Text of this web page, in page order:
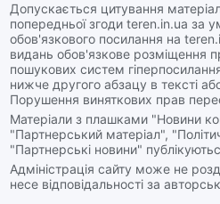
Допускається цитування
попередньої згоди teren.in.ua за
обов'язкового посилання на
видань обов'язкове розміщення
пошукових систем
нижче другого абзацу в тексті
Порушення виняткових прав
Матеріали з плашками "Новини
"Партнерський матеріал",
"Партнерські новини"
Адміністрація сайту може не
несе відповідальності за